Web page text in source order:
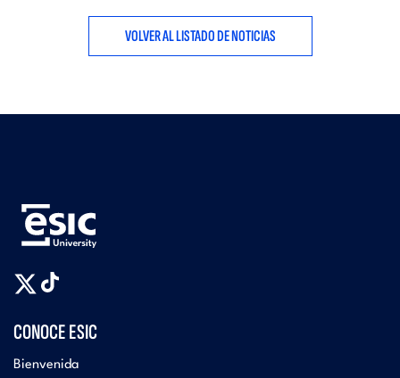
VOLVER AL LISTADO DE NOTICIAS
CONOCE ESIC
Bienvenida